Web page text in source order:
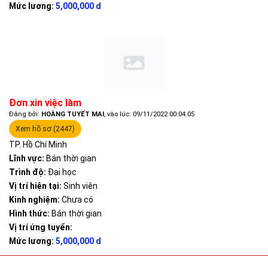
Mức lương: 5,000,000 d
Đơn xin việc làm
Đăng bởi: HOÀNG TUYẾT MAI, vào lúc: 09/11/2022 00:04:05
Xem hồ sơ (2447)
TP. Hồ Chí Minh
Lĩnh vực: Bán thời gian
Trình độ: Đại học
Vị trí hiện tại: Sinh viên
Kinh nghiệm: Chưa có
Hình thức: Bán thời gian
Vị trí ứng tuyển:
Mức lương: 5,000,000 d